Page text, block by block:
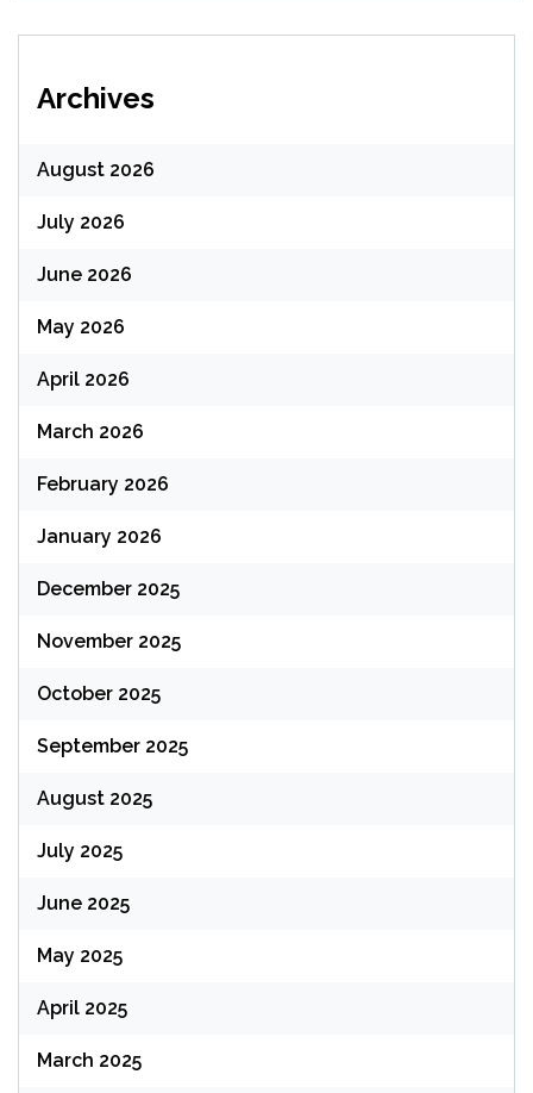
Archives
August 2026
July 2026
June 2026
May 2026
April 2026
March 2026
February 2026
January 2026
December 2025
November 2025
October 2025
September 2025
August 2025
July 2025
June 2025
May 2025
April 2025
March 2025